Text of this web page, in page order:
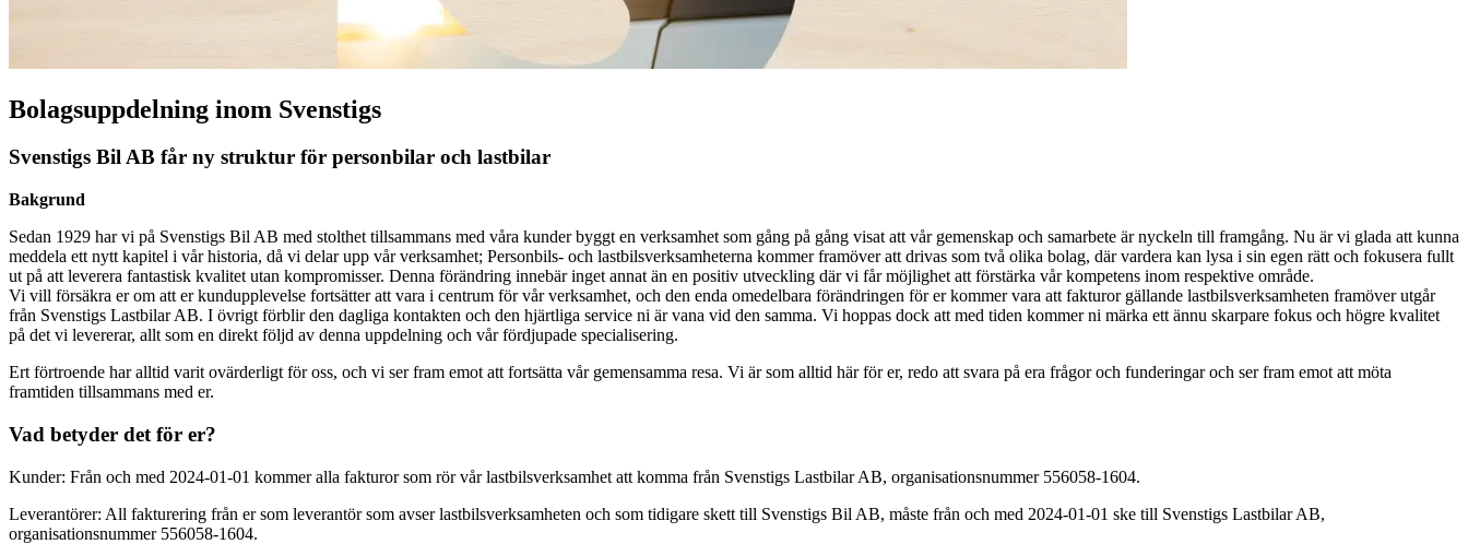
Bolagsuppdelning inom Svenstigs
Svenstigs Bil AB får ny struktur för personbilar och lastbilar
Bakgrund
Sedan 1929 har vi på Svenstigs Bil AB med stolthet tillsammans med våra kunder byggt en verksamhet som gång på gång visat att vår gemenskap och samarbete är nyckeln till framgång. Nu är vi glada att kunna
meddela ett nytt kapitel i vår historia, då vi delar upp vår verksamhet; Personbils- och lastbilsverksamheterna kommer framöver att drivas som två olika bolag, där vardera kan lysa i sin egen rätt och fokusera fullt
ut på att leverera fantastisk kvalitet utan kompromisser. Denna förändring innebär inget annat än en positiv utveckling där vi får möjlighet att förstärka vår kompetens inom respektive område.
Vi vill försäkra er om att er kundupplevelse fortsätter att vara i centrum för vår verksamhet, och den enda omedelbara förändringen för er kommer vara att fakturor gällande lastbilsverksamheten framöver utgår
från Svenstigs Lastbilar AB. I övrigt förblir den dagliga kontakten och den hjärtliga service ni är vana vid den samma. Vi hoppas dock att med tiden kommer ni märka ett ännu skarpare fokus och högre kvalitet
på det vi levererar, allt som en direkt följd av denna uppdelning och vår fördjupade specialisering.
Ert förtroende har alltid varit ovärderligt för oss, och vi ser fram emot att fortsätta vår gemensamma resa. Vi är som alltid här för er, redo att svara på era frågor och funderingar och ser fram emot att möta
framtiden tillsammans med er.
Vad betyder det för er?
Kunder: Från och med 2024-01-01 kommer alla fakturor som rör vår lastbilsverksamhet att komma från Svenstigs Lastbilar AB, organisationsnummer 556058-1604.
Leverantörer: All fakturering från er som leverantör som avser lastbilsverksamheten och som tidigare skett till Svenstigs Bil AB, måste från och med 2024-01-01 ske till Svenstigs Lastbilar AB,
organisationsnummer 556058-1604.